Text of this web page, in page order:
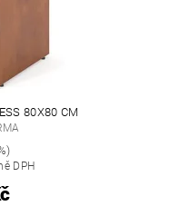
80X80 CM
DPH